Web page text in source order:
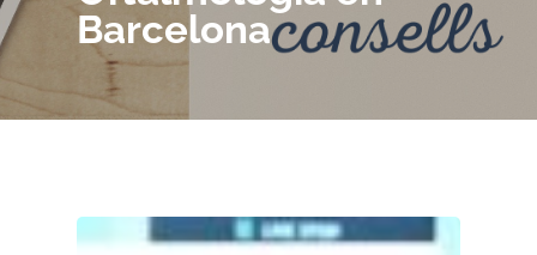
Barcelona